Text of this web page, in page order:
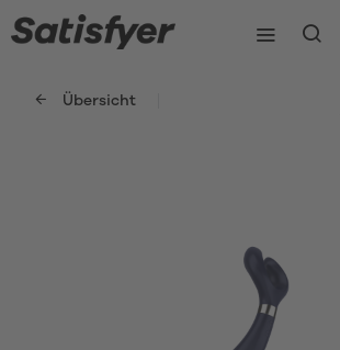
Übersicht